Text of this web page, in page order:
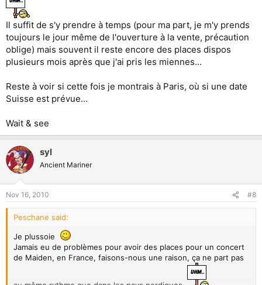
Il suffit de s'y prendre à temps (pour ma part, je m'y prends
toujours le jour même de l'ouverture à la vente, précaution
oblige) mais souvent il reste encore des places dispos
plusieurs mois après que j'ai pris les miennes...
Reste à voir si cette fois je montrais à Paris, où si une date
Suisse est prévue...
Wait & see
syl
Ancient Mariner
Nov 16, 2010 #8
Peschane said:
Je plussoie
Jamais eu de problèmes pour avoir des places pour un concert
de Maiden, en France, faisons-nous une raison, ça ne part pas